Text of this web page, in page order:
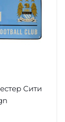
Сити